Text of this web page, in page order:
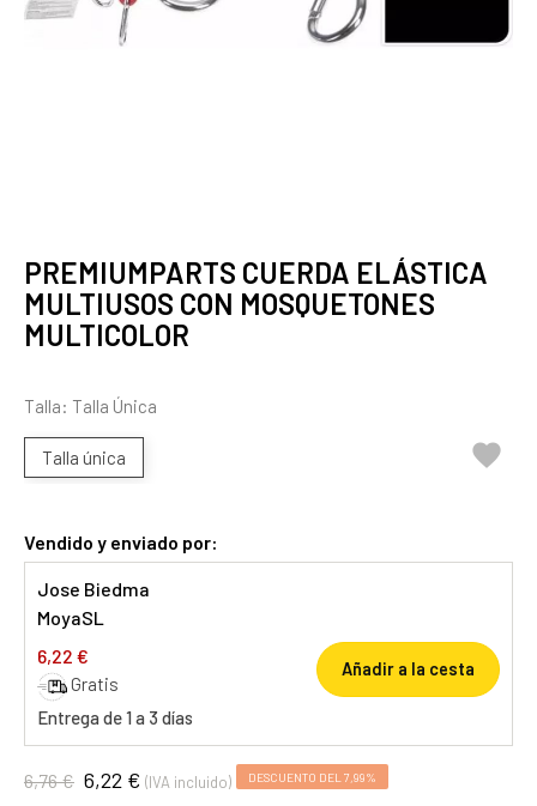
PREMIUMPARTS CUERDA ELÁSTICA
MULTIUSOS CON MOSQUETONES
MULTICOLOR
Talla: Talla Única
Talla única 
Vendido y enviado por:
Jose Biedma
MoyaSL
6,22 €
Gratis
Entrega de 1 a 3 días
Añadir a la cesta
6,76 € 6,22 € (IVA incluido) DESCUENTO DEL 7,99%